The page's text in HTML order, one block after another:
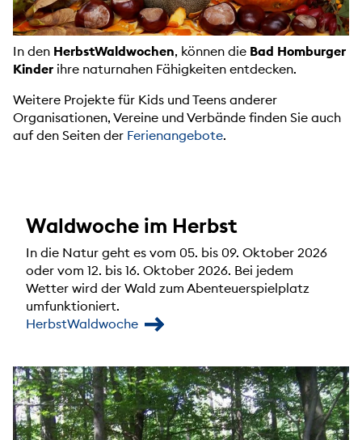
In den HerbstWaldwochen, können die Bad Homburger
Kinder ihre naturnahen Fähigkeiten entdecken.
Weitere Projekte für Kids und Teens anderer
Organisationen, Vereine und Verbände finden Sie auch
auf den Seiten der Ferienangebote.
Waldwoche im Herbst
In die Natur geht es vom 05. bis 09. Oktober 2026
oder vom 12. bis 16. Oktober 2026. Bei jedem
Wetter wird der Wald zum Abenteuerspielplatz
umfunktioniert.
HerbstWaldwoche